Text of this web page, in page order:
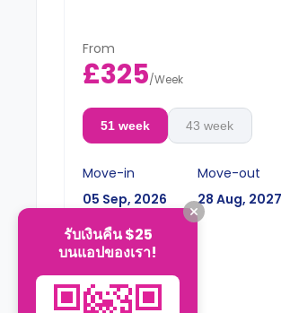
From
£325/Week
51 week 43 week
Move-in
05 Sep, 2026
Move-out
28 Aug, 2027
Total:£16,575
รับเงินคืน $25
บนแอปของเรา!